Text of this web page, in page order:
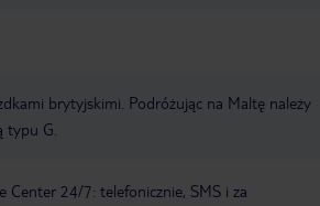
brytyjskimi. Podróżując na Maltę należy
typu G.
Center 24/7: telefonicznie, SMS i za